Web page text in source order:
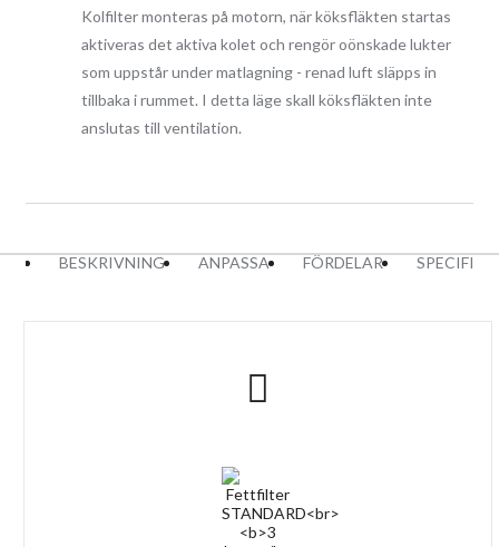
Material
Köksfläkten är tillverkad i kvalitets rostfritt stål.
förmåga.
knappstyrning. Du kan bland annat kontrollera hastigheten på
motorn och belysningen via styrningen.
Kolfilter monteras på motorn, när köksfläkten startas
aktiveras det aktiva kolet och rengör oönskade lukter
som uppstår under matlagning - renad luft släpps in
tillbaka i rummet. I detta läge skall köksfläkten inte
anslutas till ventilation.
BESKRIVNING ANPASSA FÖRDELAR